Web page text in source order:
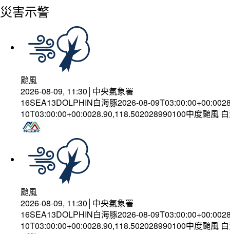
災害示警
颱風
2026-08-09, 11:30│中央氣象署
16SEA13DOLPHIN白海豚2026-08-
10T03:00:00+00:0028.90,118.502028990100中度颱風
颱風
2026-08-09, 11:30│中央氣象署
16SEA13DOLPHIN白海豚2026-08-
10T03:00:00+00:0028.90,118.502028990100中度颱風